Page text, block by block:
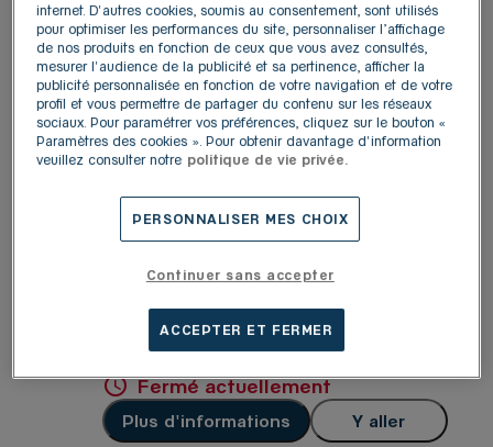
1
3.97 km
LOUIS PION VITROLLES
Quartier du Griffon- RN 113
13127 Vitrolles
4,8/5Note de 4.8 sur 5
(368 avis)
Fermé actuellement
Plus d'informations
CAMPAGNE
13480 Cabriès
Fermé actuellement
Plus d'informations Y aller
internet. D'autres cookies, soumis au consentement, sont utilisés
pour optimiser les performances du site, personnaliser l’affichage
de nos produits en fonction de ceux que vous avez consultés,
mesurer l'audience de la publicité et sa pertinence, afficher la
publicité personnalisée en fonction de votre navigation et de votre
profil et vous permettre de partager du contenu sur les réseaux
sociaux. Pour paramétrer vos préférences, cliquez sur le bouton «
Paramètres des cookies ». Pour obtenir davantage d'information
veuillez consulter notre politique de vie privée.
PERSONNALISER MES CHOIX
Continuer sans accepter
ACCEPTER ET FERMER